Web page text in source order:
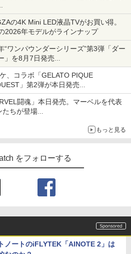
になるセールが実施
の4K Mini LED液晶TVがお買い得。
2026年モデルがラインナップ
ワンパウンダーシリーズ”第3弾「ダー
」を8月7日発売
ス」を使用した超大型チーズバーガー
、コラボ「GELATO PIQUE
」第2弾が本日発売
イムやわたぼう、ベビーサタンなどが
闘魂」本日発売。マーベルを代表
たちが登場
もっと見る
をフォローする
ノートのiFLYTEK「AINOTE 2」は